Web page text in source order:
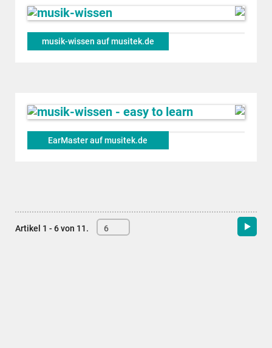
musik-wissen auf musitek.de
EarMaster auf musitek.de
Artikel 1 - 6 von 11. 6